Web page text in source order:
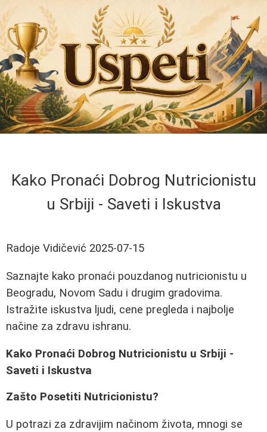
Kako Pronaći Dobrog Nutricionistu
u Srbiji - Saveti i Iskustva
Radoje Vidičević 2025-07-15
Saznajte kako pronaći pouzdanog nutricionistu u
Beogradu, Novom Sadu i drugim gradovima.
Istražite iskustva ljudi, cene pregleda i najbolje
načine za zdravu ishranu.
Kako Pronaći Dobrog Nutricionistu u Srbiji -
Saveti i Iskustva
Zašto Posetiti Nutricionistu?
U potrazi za zdravijim načinom života, mnogi se